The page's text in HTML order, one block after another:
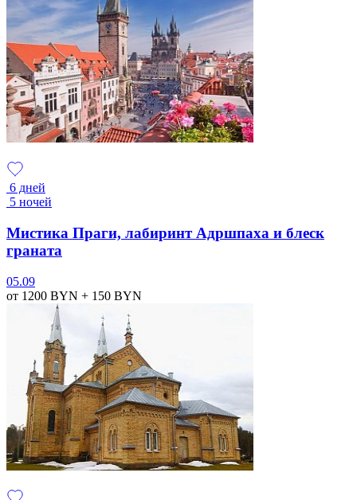
6 дней
5 ночей
Мистика Праги, лабиринт Адршпаха и блеск
граната
05.09
от 1200 BYN + 150 BYN